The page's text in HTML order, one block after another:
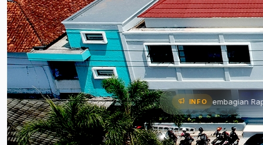
INFO
Program Kerja • 📌 Pembagian Rapor Semester